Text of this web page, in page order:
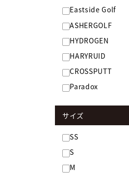
Eastside Golf
ASHERGOLF
HYDROGEN
HARYRUID
CROSSPUTT
Paradox
サイズ
SS
S
M